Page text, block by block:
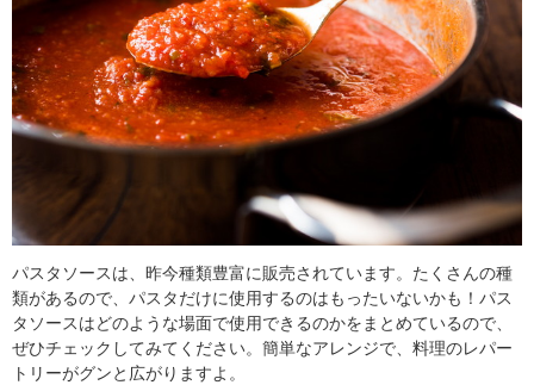
マナー
趣味
食材辞典
おすすめ
パスタソースは、昨今種類豊富に販売されています。たくさんの種
類があるので、パスタだけに使用するのはもったいないかも！パス
タソースはどのような場面で使用できるのかをまとめているので、
ぜひチェックしてみてください。簡単なアレンジで、料理のレパー
トリーがグンと広がりますよ。